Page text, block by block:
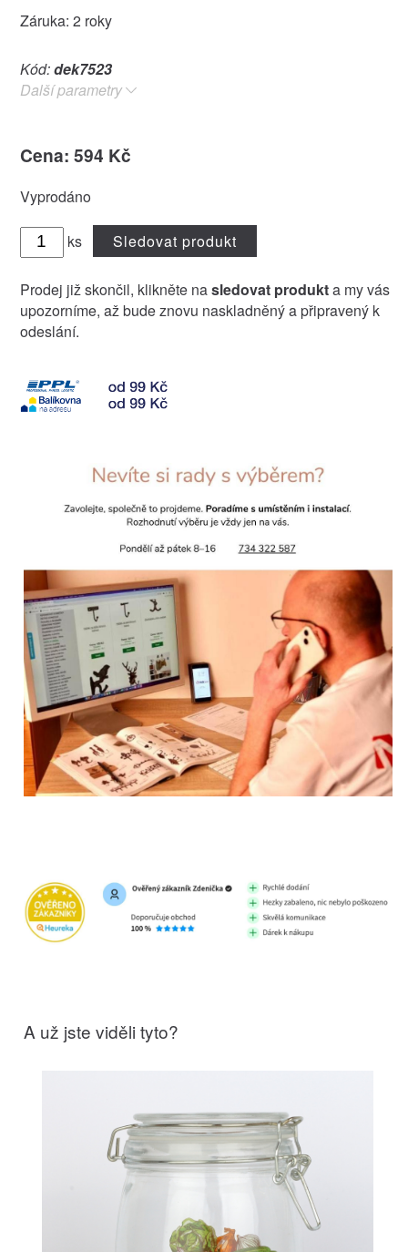
Záruka: 2 roky
Kód:dek7523
Další parametry
Cena: 594 Kč
Vyprodáno
ks Sledovat produkt
Prodej již skončil, klikněte nasledovat produkta my vás
upozorníme, až bude znovu naskladněný a připravený k
odeslání.
A už jste viděli tyto?